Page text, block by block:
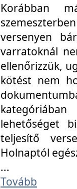
Korábban
versenyen
varratoknál
ellenőrizzük,
kötést nem
lehetőséget
teljesítő
Holnaptól
...
Tovább